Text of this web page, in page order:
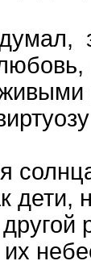
дети,